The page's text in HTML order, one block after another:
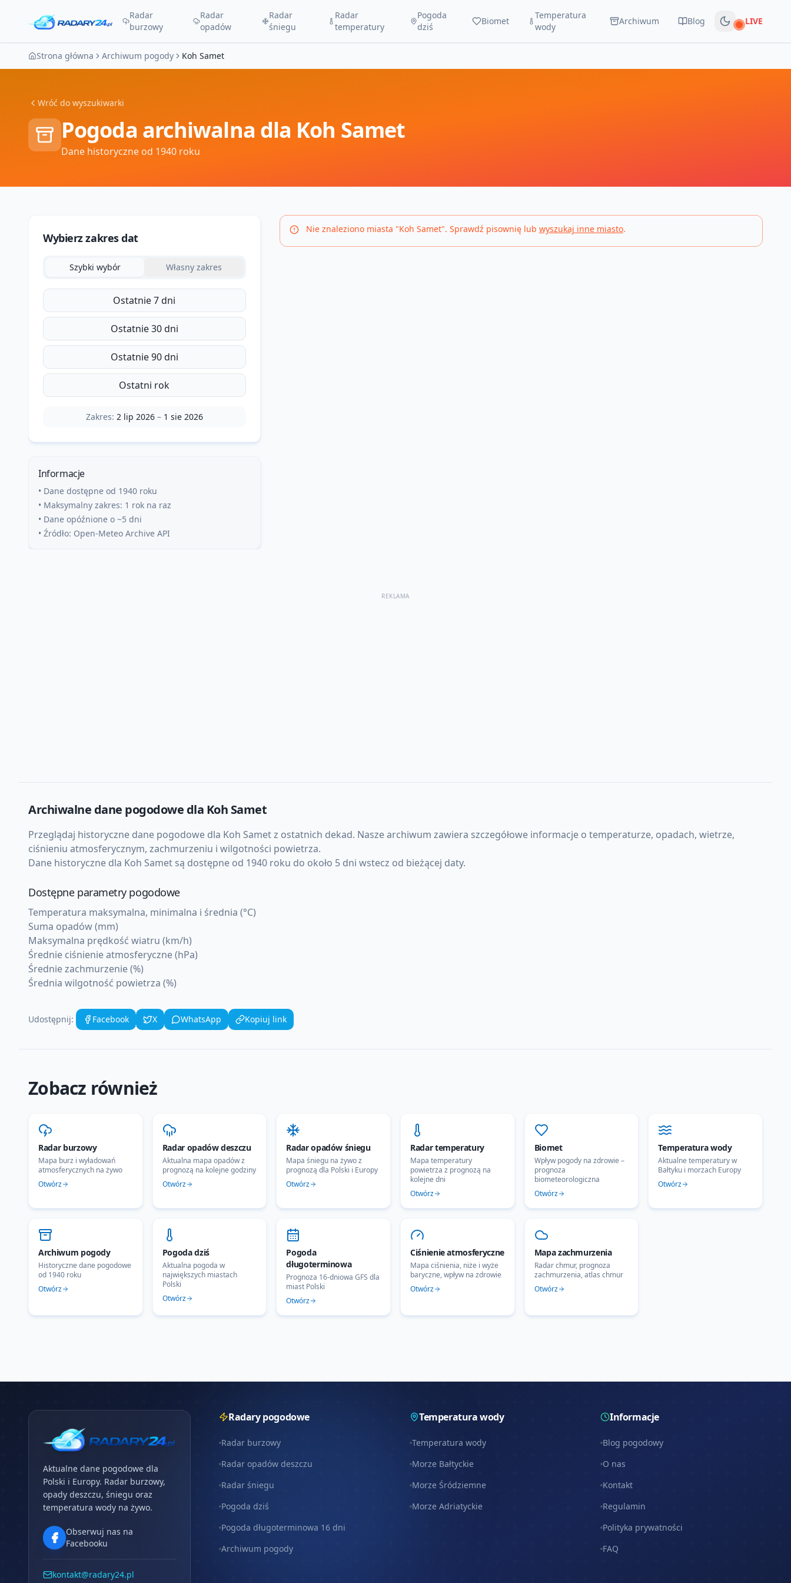
Radar
burzowy
Radar
opadów
Radar
śniegu
Radar
temperatury
Pogoda
dziś
Biomet
Temperatura
wody
Archiwum Blog Na żywo
LIVE
Strona główna Archiwum pogody Koh Samet
Wróć do wyszukiwarki
Pogoda archiwalna dla Koh Samet
Dane historyczne od 1940 roku
Wybierz zakres dat
Szybki wybór Własny zakres
Ostatnie 7 dni
Ostatnie 30 dni
Ostatnie 90 dni
Ostatni rok
Zakres: 2 lip 2026– 1 sie 2026
Informacje
• Dane dostępne od 1940 roku
• Maksymalny zakres: 1 rok na raz
• Dane opóźnione o ~5 dni
• Źródło: Open-Meteo Archive API
Nie znaleziono miasta "Koh Samet". Sprawdź pisownię lub wyszukaj inne miasto.
REKLAMA
Archiwalne dane pogodowe dla Koh Samet
Przeglądaj historyczne dane pogodowe dla Koh Sametz ostatnich dekad. Nasze archiwum zawiera szczegółowe informacje o temperaturze, opadach, wietrze,
ciśnieniu atmosferycznym, zachmurzeniu i wilgotności powietrza.
Dane historyczne dla Koh Samet są dostępne od 1940 roku do około 5 dni wstecz od bieżącej daty.
Dostępne parametry pogodowe
Temperatura maksymalna, minimalna i średnia (°C)
Suma opadów (mm)
Maksymalna prędkość wiatru (km/h)
Średnie ciśnienie atmosferyczne (hPa)
Średnie zachmurzenie (%)
Średnia wilgotność powietrza (%)
Udostępnij: Facebook X WhatsApp Kopiuj link
Zobacz również
Radar burzowy
Mapa burz i wyładowań
atmosferycznych na żywo
Otwórz
Radar opadów deszczu
Aktualna mapa opadów z
prognozą na kolejne godziny
Otwórz
Radar opadów śniegu
Mapa śniegu na żywo z
prognozą dla Polski i Europy
Otwórz
Radar temperatury
Mapa temperatury
powietrza z prognozą na
kolejne dni
Otwórz
Biomet
Wpływ pogody na zdrowie –
prognoza
biometeorologiczna
Otwórz
Temperatura wody
Aktualne temperatury w
Bałtyku i morzach Europy
Otwórz
Archiwum pogody
Historyczne dane pogodowe
od 1940 roku
Otwórz
Pogoda dziś
Aktualna pogoda w
największych miastach
Polski
Otwórz
Pogoda
długoterminowa
Prognoza 16-dniowa GFS dla
miast Polski
Otwórz
Ciśnienie atmosferyczne
Mapa ciśnienia, niże i wyże
baryczne, wpływ na zdrowie
Otwórz
Mapa zachmurzenia
Radar chmur, prognoza
zachmurzenia, atlas chmur
Otwórz
Aktualne dane pogodowe dla
Polski i Europy. Radar burzowy,
opady deszczu, śniegu oraz
temperatura wody na żywo.
Obserwuj nas na
Facebooku
kontakt@radary24.pl
Radary pogodowe
Radar burzowy
Radar opadów deszczu
Radar śniegu
Pogoda dziś
Pogoda długoterminowa 16 dni
Archiwum pogody
Temperatura wody
Temperatura wody
Morze Bałtyckie
Morze Śródziemne
Morze Adriatyckie
Informacje
Blog pogodowy
O nas
Kontakt
Regulamin
Polityka prywatności
FAQ